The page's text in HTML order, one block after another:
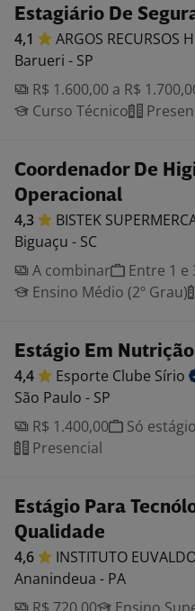
Estagiário De
4,1 ARGOS RECURSOS
Barueri - SP
R$ 1.600,00 a R$
Curso Técnico
Coordenador De
Operacional
4,3 BISTEK
Biguaçu - SC
A combinar
Entre 1 e
Ensino Médio (2º Grau)
Estágio Em Nutrição
4,4 Esporte Clube Sírio
São Paulo - SP
R$ 1.400,00
Só
Presencial
Estágio Para
Qualidade
4,6 INSTITUTO
Ananindeua - PA